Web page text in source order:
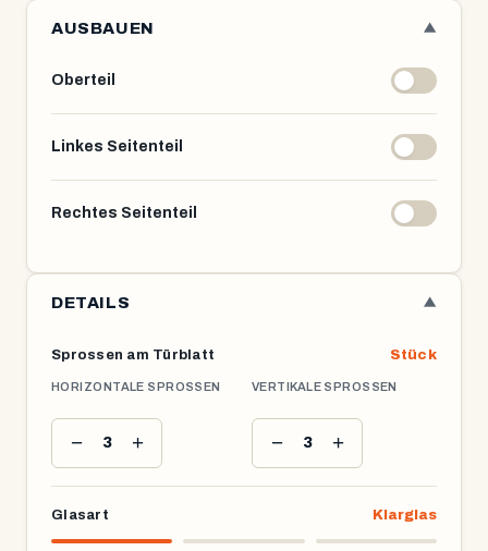
AUSBAUEN ▼
Linkes Seitenteil
Rechtes Seitenteil
Oberteil
DETAILS ▼
Sprossen am Türblatt Stück
HORIZONTALE SPROSSEN
− 3 +
VERTIKALE SPROSSEN
− 3 +
Glasart Klarglas